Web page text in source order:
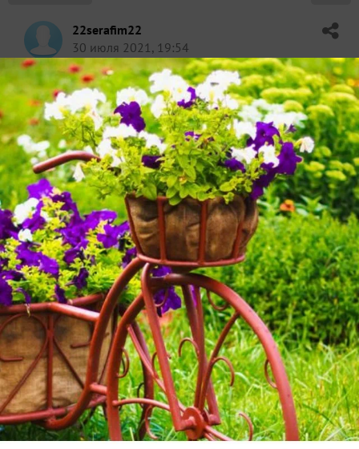
22serafim22
30 июля 2021, 19:54
Спасибо но нет листов несколько в комнате 30 а
градусов а может и выше но я переместил авокадо
в другую комнату там от 20-25 градусов стоит на
столе у окна и мне говорили что листья могут
вырастать з дырами иза нехватки кальция это так
или меня ввели в обман
Ответить ✿ 1Спасибо!
Jozefinika
Алла
Ханты-Мансийск
31 июля 2021, 07:11
Авокадо не боится ни жары, ни солнца. От
избыточного солнечного света листья могут едва
краснеть, но тургор не теряют. Как правило, все
проблемы с листьями идут от корневой.
Постарайтесь подсушить грунт на поверхности
и ограничьтесь поливами в поддон. Пока жарко
— ежедневно, понемногу.
Отверстия на листьях сделали какие-то